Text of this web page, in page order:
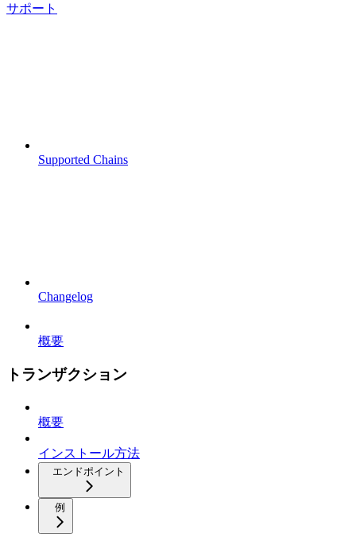
サポート
Supported Chains
Changelog
概要
トランザクション
概要
インストール方法
エンドポイント
例